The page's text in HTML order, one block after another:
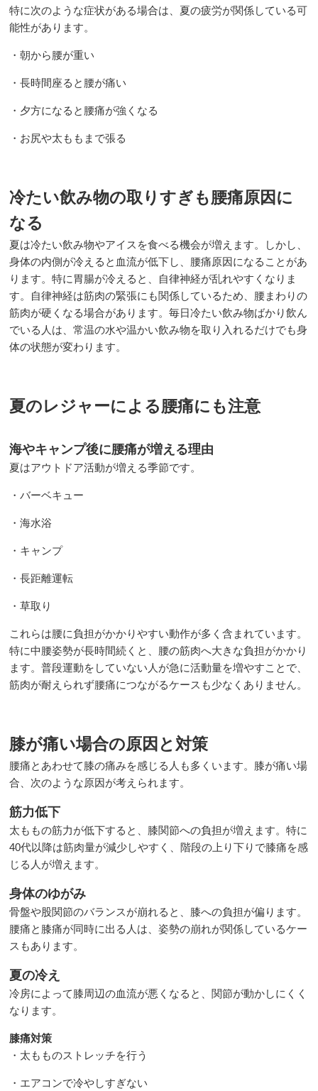
特に次のような症状がある場合は、夏の疲労が関係している可
能性があります。
・朝から腰が重い
・長時間座ると腰が痛い
・夕方になると腰痛が強くなる
・お尻や太ももまで張る
冷たい飲み物の取りすぎも腰痛原因に
なる
夏は冷たい飲み物やアイスを食べる機会が増えます。しかし、
身体の内側が冷えると血流が低下し、腰痛原因になることがあ
ります。特に胃腸が冷えると、自律神経が乱れやすくなりま
す。自律神経は筋肉の緊張にも関係しているため、腰まわりの
筋肉が硬くなる場合があります。毎日冷たい飲み物ばかり飲ん
でいる人は、常温の水や温かい飲み物を取り入れるだけでも身
体の状態が変わります。
夏のレジャーによる腰痛にも注意
海やキャンプ後に腰痛が増える理由
夏はアウトドア活動が増える季節です。
・バーベキュー
・海水浴
・キャンプ
・長距離運転
・草取り
これらは腰に負担がかかりやすい動作が多く含まれています。
特に中腰姿勢が長時間続くと、腰の筋肉へ大きな負担がかかり
ます。普段運動をしていない人が急に活動量を増やすことで、
筋肉が耐えられず腰痛につながるケースも少なくありません。
膝が痛い場合の原因と対策
腰痛とあわせて膝の痛みを感じる人も多くいます。膝が痛い場
合、次のような原因が考えられます。
筋力低下
太ももの筋力が低下すると、膝関節への負担が増えます。特に
40代以降は筋肉量が減少しやすく、階段の上り下りで膝痛を感
じる人が増えます。
身体のゆがみ
骨盤や股関節のバランスが崩れると、膝への負担が偏ります。
腰痛と膝痛が同時に出る人は、姿勢の崩れが関係しているケー
スもあります。
夏の冷え
冷房によって膝周辺の血流が悪くなると、関節が動かしにくく
なります。
膝痛対策
・太もものストレッチを行う
・エアコンで冷やしすぎない